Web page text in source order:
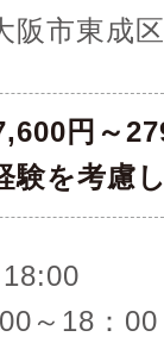
阪市東成
円～
験を考慮
～18：00